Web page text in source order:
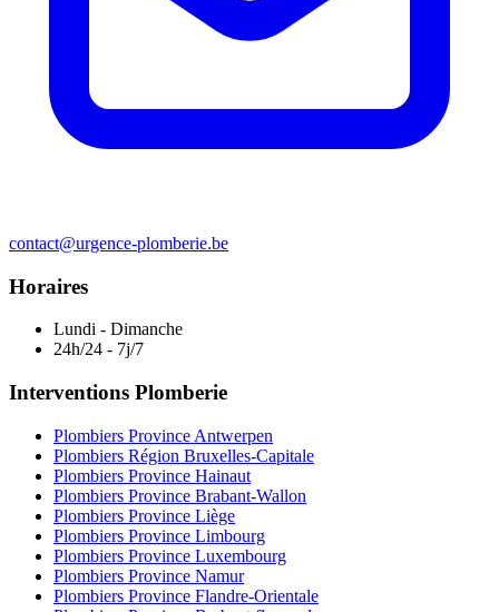
contact@urgence-plomberie.be
Horaires
Lundi - Dimanche
24h/24 - 7j/7
Interventions Plomberie
Plombiers Province Antwerpen
Plombiers Région Bruxelles-Capitale
Plombiers Province Hainaut
Plombiers Province Brabant-Wallon
Plombiers Province Liège
Plombiers Province Limbourg
Plombiers Province Luxembourg
Plombiers Province Namur
Plombiers Province Flandre-Orientale